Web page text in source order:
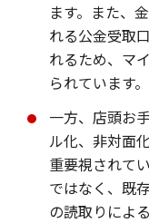
ます。また、
れる公金受取
れるため、マ
られています。
一方、店頭お
ル化、非対面
重要視されて
ではなく、既
の読取りによ